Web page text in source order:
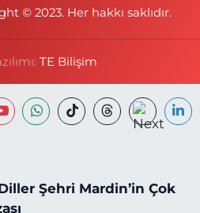
© 2023. Her hakkı saklıdır.
TE Bilişim
Şehri Mardin’in Çok